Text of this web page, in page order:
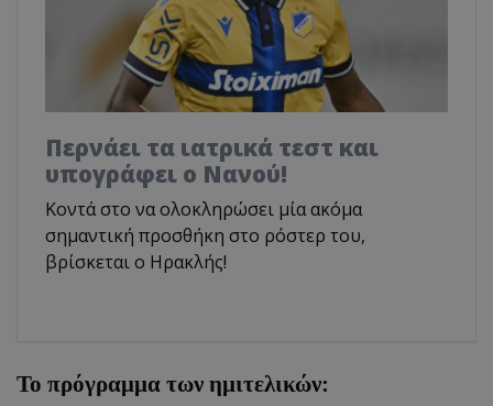
Περνάει τα ιατρικά τεστ και
υπογράφει ο Νανού!
Κοντά στο να ολοκληρώσει μία ακόμα
σημαντική προσθήκη στο ρόστερ του,
βρίσκεται ο Ηρακλής!
Το πρόγραμμα των ημιτελικών: